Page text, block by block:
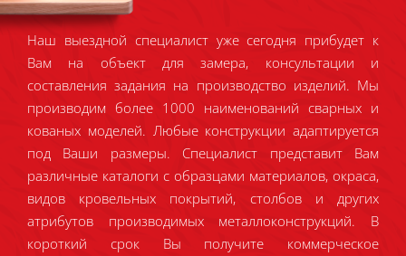
Наш выездной специалист уже сегодня прибудет к
Вам на объект для замера, консультации и
составления задания на производство изделий. Мы
производим более 1000 наименований сварных и
кованых моделей. Любые конструкции адаптируется
под Ваши размеры. Специалист представит Вам
различные каталоги с образцами материалов, окраса,
видов кровельных покрытий, столбов и других
атрибутов производимых металлоконструкций. В
короткий срок Вы получите коммерческое